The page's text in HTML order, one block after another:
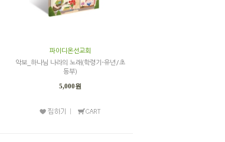
파이디온선교회
악보_하나님 나라의 노래(학령기-유년/초
등부)
5,000원